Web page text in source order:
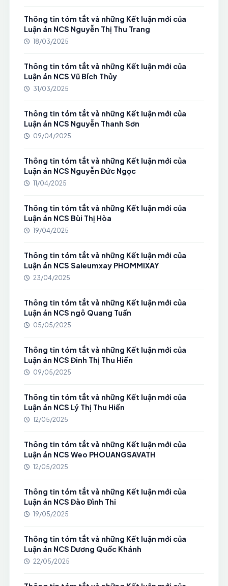
Thông tin tóm tắt và những Kết luận mới của
Luận án NCS Nguyễn Thị Thu Trang
18/03/2025
Thông tin tóm tắt và những Kết luận mới của
Luận án NCS Vũ Bích Thủy
31/03/2025
Thông tin tóm tắt và những Kết luận mới của
Luận án NCS Nguyễn Thanh Sơn
09/04/2025
Thông tin tóm tắt và những Kết luận mới của
Luận án NCS Nguyễn Đức Ngọc
11/04/2025
Thông tin tóm tắt và những Kết luận mới của
Luận án NCS Bùi Thị Hòa
19/04/2025
Thông tin tóm tắt và những Kết luận mới của
Luận án NCS Saleumxay PHOMMIXAY
23/04/2025
Thông tin tóm tắt và những Kết luận mới của
Luận án NCS ngô Quang Tuấn
05/05/2025
Thông tin tóm tắt và những Kết luận mới của
Luận án NCS Đinh Thị Thu Hiền
09/05/2025
Thông tin tóm tắt và những Kết luận mới của
Luận án NCS Lý Thị Thu Hiền
12/05/2025
Thông tin tóm tắt và những Kết luận mới của
Luận án NCS Weo PHOUANGSAVATH
12/05/2025
Thông tin tóm tắt và những Kết luận mới của
Luận án NCS Đào Đình Thi
19/05/2025
Thông tin tóm tắt và những Kết luận mới của
Luận án NCS Dương Quốc Khánh
22/05/2025